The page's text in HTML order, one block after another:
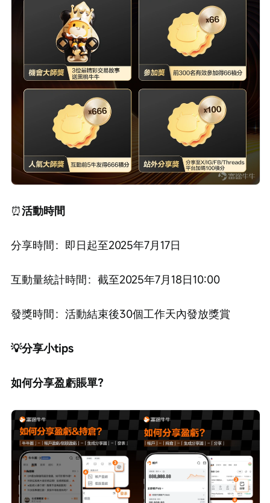
⏰活動時間
分享時間：即日起至2025年7月17日
互動量統計時間：截至2025年7月18日10:00
發獎時間：活動結束後30個工作天內發放獎賞
💡分享小tips
如何分享盈虧賬單？